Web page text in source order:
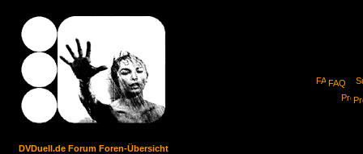
FAQ
DVDuell.de Forum Foren-Übersicht